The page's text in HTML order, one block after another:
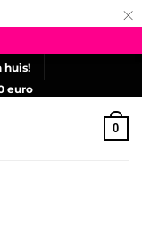
×
huis!
euro
0